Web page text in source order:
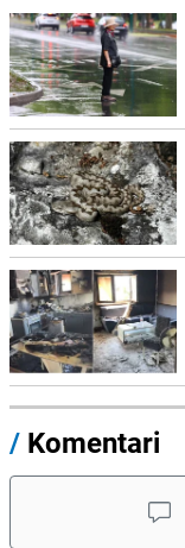
/ Komentari